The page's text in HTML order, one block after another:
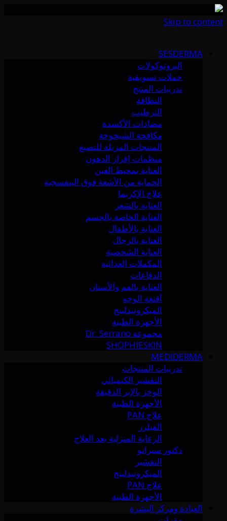
Skip to content
SESDERMA
البروتوكولات
حملات تسويقية
تدريبات المنتج
النظافة
الترطيب
مضادات الأكسدة
مكافحة الشيخوخة
المنتجات المزيلة للتصبغ
منظمات إفراز الدهون
العناية بمحيط العين
الحماية من الأشعة فوق البنفسجية
علاج الإكزيما
العناية بالشعر
العناية الخاصة بالجسم
العناية بالأطفال
العناية بالرجال
العناية الشخصية
المكملات الغذائية
الدفاعات
العناية بالفم والأسنان
أقنعة الوجه
الميكرونيدلينج
الأجهزة الطبية
مجموعة Dr. Serrano
SHOPHIESKIN
MEDIDERMA
تدريبات المنتجات
التقشير الكيميائي
الوخز بالإبر الدقيقة
الأجهزة الطبية
علاج PAN
الفيلرز
الرعاية المنزلية بعد العلاج
دكتور سيرانو
التقشير
الميكرونيدلينج
علاج PAN
الأجهزة الطبية
العيادة ومركز البشرة